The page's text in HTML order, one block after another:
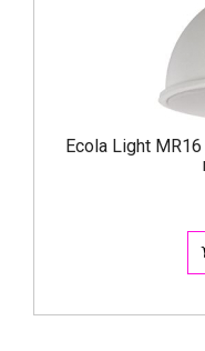
Ecola Light